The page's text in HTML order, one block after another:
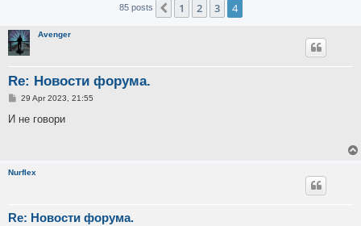
85 posts Previous
1 2 3 4
Avenger
Re: Новости форума.
P
s
29 Apr 2023, 21:55
И не говори
Nurflex
Re: Новости форума.